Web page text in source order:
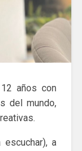
años con
del mundo,
escuchar), a